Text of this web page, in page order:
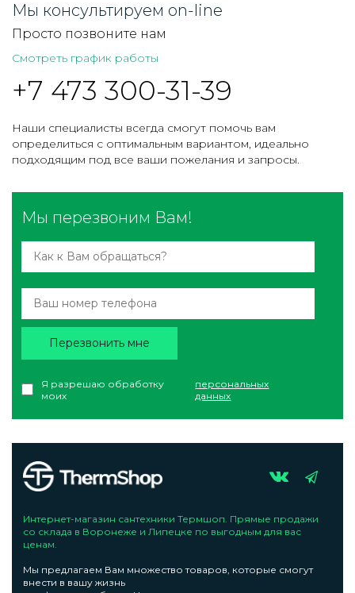
Мы консультируем on-line
Просто позвоните нам
Смотреть график работы
+7 473 300-31-39
Наши специалисты всегда смогут помочь вам
определиться с оптимальным вариантом, идеально
подходящим под все ваши пожелания и запросы.
Мы перезвоним Вам!
Я разрешаю обработку
моих
персональных
данных
Перезвонить мне
Интернет-магазин сантехники Термшоп. Прямые продажи
со склада в Воронеже и Липецке по выгодным для вас
ценам.
Мы предлагаем Вам множество товаров, которые смогут
внести в вашу жизнь